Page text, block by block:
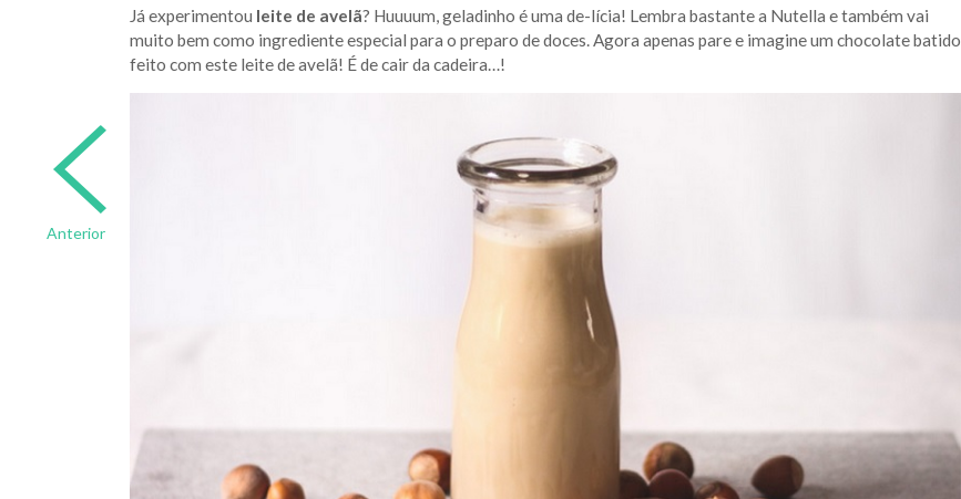
Anterior
Já experimentou leite de avelã? Huuuum, geladinho é uma de-lícia! Lembra bastante a Nutella e também vai
muito bem como ingrediente especial para o preparo de doces. Agora apenas pare e imagine um chocolate batido
feito com este leite de avelã! É de cair da cadeira…!